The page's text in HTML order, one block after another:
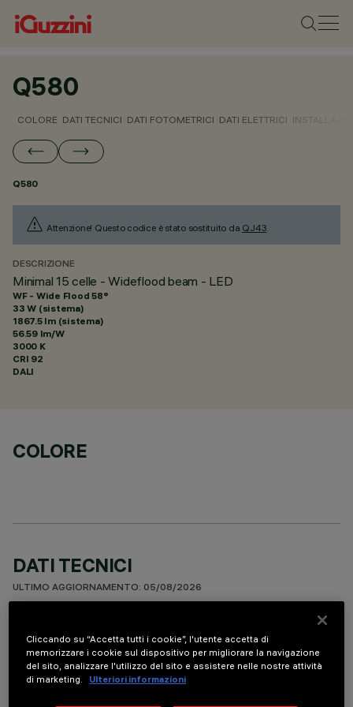
Q580
COLORE DATI TECNICI DATI FOTOMETRICI DATI ELETTRICI
Q580
Attenzione! Questo codice è stato sostituito da QJ43.
DESCRIZIONE
Minimal 15 celle - Wideflood beam - LED
WF - Wide Flood 58°
33 W (sistema)
1867.5 lm (sistema)
56.59 lm/W
3000 K
CRI 92
DALI
COLORE
DATI TECNICI
ULTIMO AGGIORNAMENTO: 05/08/2026
Apparecchio miniaturizzato lineare ad incasso a 15 elementi
ottici per sorgenti LED - ottica fissa. Nonostante le
Cliccando su “Accetta tutti i cookie”, l'utente accetta di
memorizzare i cookie sul dispositivo per migliorare la navigazione
del sito, analizzare l'utilizzo del sito e assistere nelle nostre attività
di marketing.
Ulteriori informazioni